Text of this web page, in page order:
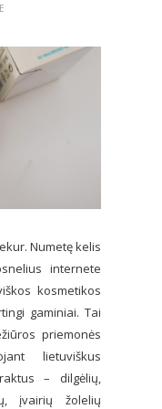
Numetę kelis
internete
kosmetikos
gaminiai. Tai
priemonės
lietuviškus
– dilgėlių,
įvairių žolelių